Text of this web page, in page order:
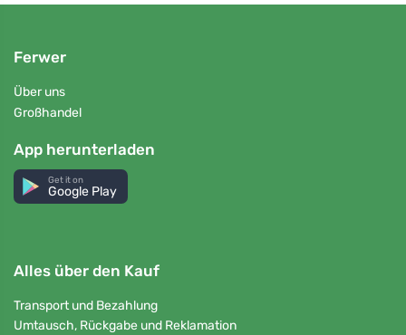
Ferwer
Über uns
Großhandel
App herunterladen
Get it on
Google Play
Alles über den Kauf
Transport und Bezahlung
Umtausch, Rückgabe und Reklamation